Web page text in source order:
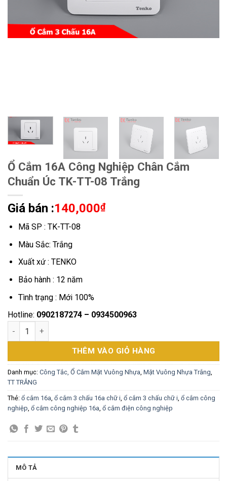
Ổ Cắm 16A Công Nghiệp Chân Cắm
Chuẩn Úc TK-TT-08 Trắng
Giá bán :140,000₫
Mã SP : TK-TT-08
Màu Sắc: Trắng
Xuất xứ : TENKO
Bảo hành : 12 năm
Tình trạng : Mới 100%
Hotline: 0902187274 – 0934500963
Ổ Cắm 16A Công Nghiệp Chân Cắm Chuẩn Úc TK-TT-08
THÊM VÀO GIỎ HÀNG
Danh mục: Công Tắc, Ổ Cắm Mặt Vuông Nhựa Mặt Vuông Nhựa Trắng
TT TRẮNG
Thẻ: ổ cắm 16a ổ cắm 3 chấu 16a chữ i ổ cắm 3 chấu chữ i ổ cắm công
nghiệp ổ cắm công nghiệp 16a ổ cắm điện công nghiệp
MÔ TẢ